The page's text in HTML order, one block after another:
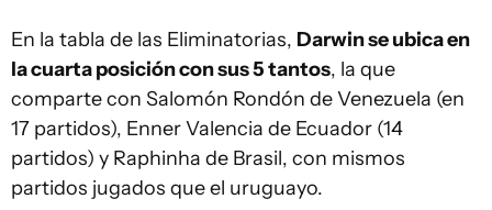
En la tabla de las Eliminatorias, Darwin se ubica en
la cuarta posición con sus 5 tantos, la que
comparte con Salomón Rondón de Venezuela (en
17 partidos), Enner Valencia de Ecuador (14
partidos) y Raphinha de Brasil, con mismos
partidos jugados que el uruguayo.